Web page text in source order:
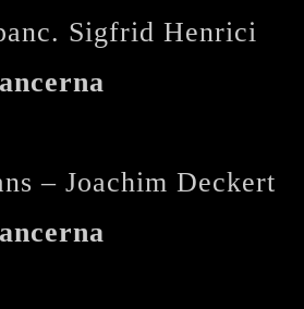
Sigfrid Henrici
– Joachim Deckert